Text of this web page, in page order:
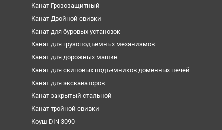
Канат Грозозащитный
Канат Двойной свивки
Канат для буровых установок
Канат для грузоподъемных механизмов
Канат для дорожных машин
Канат для скиповых подъемников доменных печей
Канат для экскаваторов
Канат закрытый стальной
Канат тройной свивки
Коуш DIN 3090